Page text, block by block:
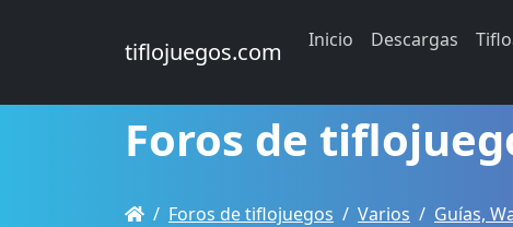
tiflojuegos.com Inicio Descargas
Foros de
Foros de tiflojuegos Varios
Guías,